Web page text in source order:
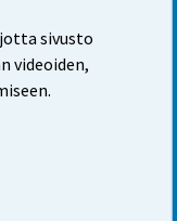
sivusto
videoiden,